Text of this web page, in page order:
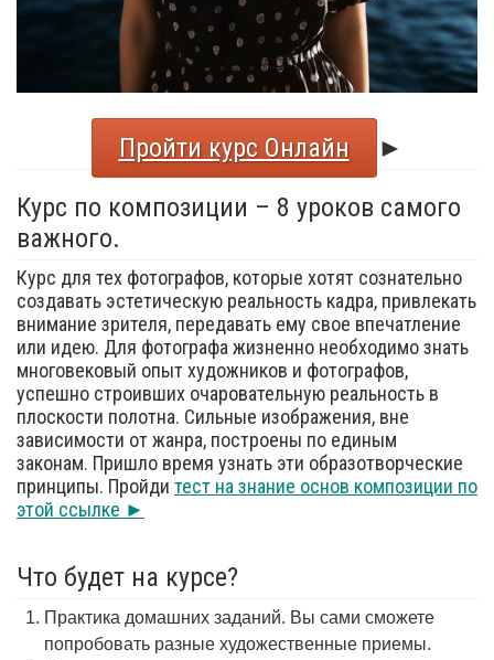
Пройти курс Онлайн
►
Курс по композиции – 8 уроков самого
важного.
Курс для тех фотографов, которые хотят сознательно
создавать эстетическую реальность кадра, привлекать
внимание зрителя, передавать ему свое впечатление
или идею. Для фотографа жизненно необходимо знать
многовековый опыт художников и фотографов,
успешно строивших очаровательную реальность в
плоскости полотна. Сильные изображения, вне
зависимости от жанра, построены по единым
законам. Пришло время узнать эти образотворческие
принципы. Пройди тест на знание основ композиции по
этой ссылке ►
Что будет на курсе?
Практика домашних заданий. Вы сами сможете
попробовать разные художественные приемы.